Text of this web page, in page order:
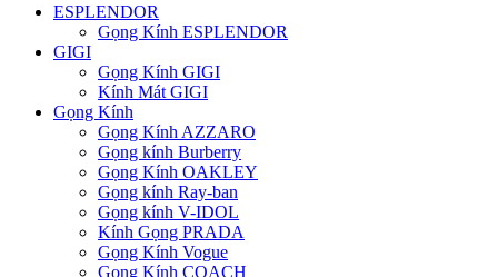
ESPLENDOR
Gọng Kính ESPLENDOR
GIGI
Gọng Kính GIGI
Kính Mát GIGI
Gọng Kính
Gọng Kính AZZARO
Gọng kính Burberry
Gọng Kính OAKLEY
Gọng kính Ray-ban
Gọng kính V-IDOL
Kính Gọng PRADA
Gọng Kính Vogue
Gọng Kính COACH